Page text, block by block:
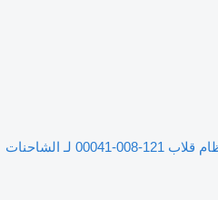
نظام قلاب 121-008-00041 لـ الشاحنات